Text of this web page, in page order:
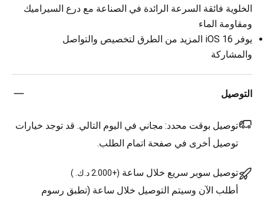
الخلوية فائقة السرعة الرائدة في الصناعة مع درع السيراميك
ومقاومة الماء
يوفر iOS 16 المزيد من الطرق لتخصيص والتواصل
والمشاركة
التوصيل
توصيل بوقت محدد: مجاني في اليوم التالي. قد توجد خيارات
توصيل أخرى في صفحة اتمام الطلب.
توصيل سوبر سريع خلال ساعة (+2.000 د.ك. )
أطلب الآن وسيتم التوصيل خلال ساعة (تطبق رسوم